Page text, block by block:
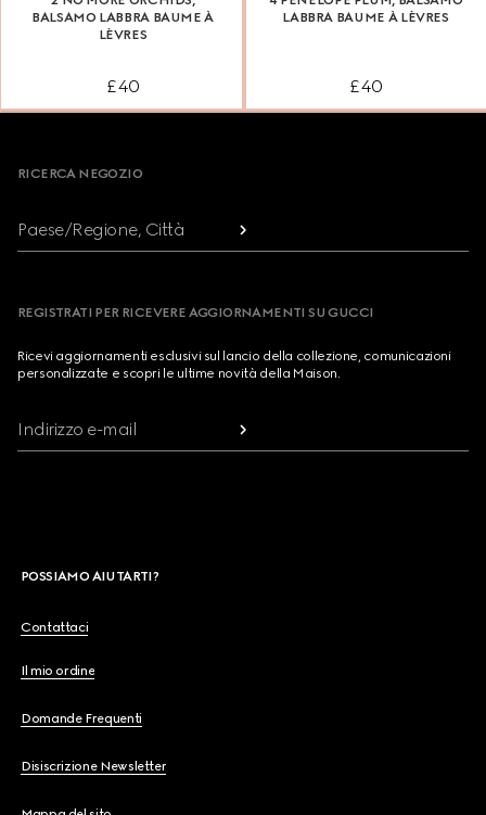
BALSAMO LABBRA BAUME À
LÈVRES
£ 40
LABBRA BAUME À LÈVRES
£ 40
RICERCA NEGOZIO
Paese/Regione, Città
REGISTRATI PER RICEVERE AGGIORNAMENTI SU GUCCI
Ricevi aggiornamenti esclusivi sul lancio della collezione, comunicazioni
personalizzate e scopri le ultime novità della Maison.
Indirizzo e-mail
POSSIAMO AIUTARTI?
Contattaci
Il mio ordine
Domande Frequenti
Disiscrizione Newsletter